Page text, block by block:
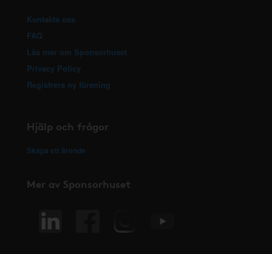
Kontakta oss
FAQ
Läs mer om Sponsorhuset
Privacy Policy
Registrera ny förening
Hjälp och frågor
Skapa ett ärende
Mer av Sponsorhuset